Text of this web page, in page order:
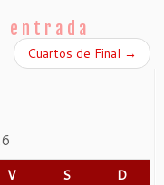
entrada
Cuartos de Final →
V S
D